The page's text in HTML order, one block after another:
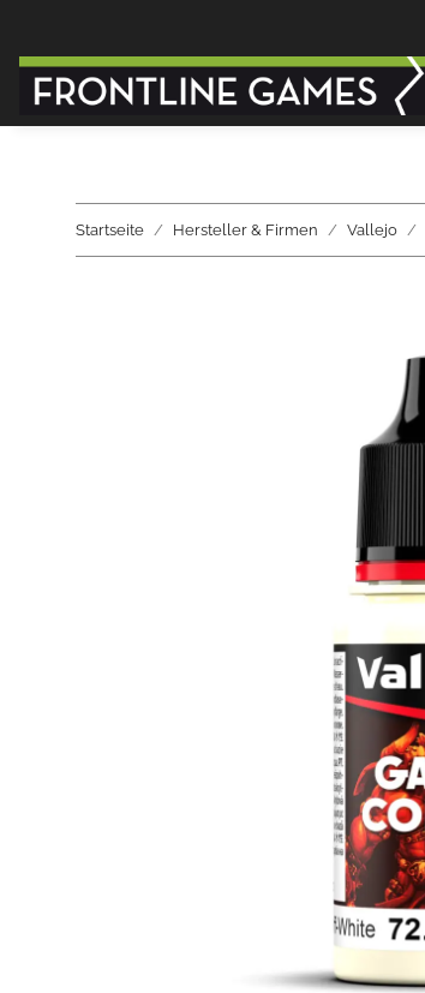
Startseite Hersteller & Firmen Vallejo